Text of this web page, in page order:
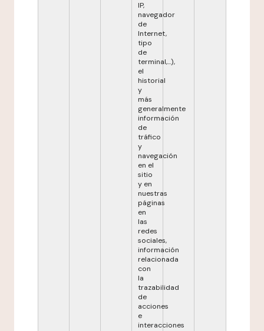
IP,
navegador
de
Internet,
tipo
de
terminal,...),
el
historial
y
más
generalmente
información
de
tráfico
y
navegación
en el
sitio
y en
nuestras
páginas
en
las
redes
sociales,
información
relacionada
con
la
trazabilidad
de
acciones
e
interacciones